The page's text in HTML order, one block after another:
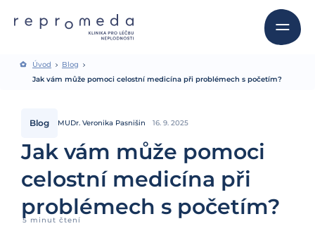
Úvod
Blog
Jak vám může pomoci celostní medicína při problémech s početím?
Blog MUDr. Veronika Pasnišin 16. 9. 2025
Jak vám může pomoci
celostní medicína při
problémech s početím?
5 minut čtení